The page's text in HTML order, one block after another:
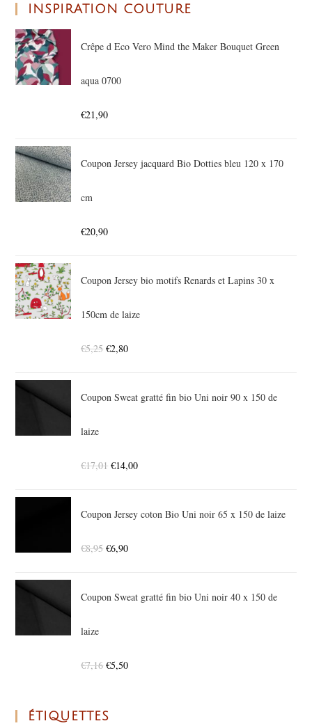
INSPIRATION COUTURE
Crêpe d Eco Vero Mind the Maker Bouquet Green
aqua 0700
€21,90
Coupon Jersey jacquard Bio Dotties bleu 120 x 170
cm
€20,90
Coupon Jersey bio motifs Renards et Lapins 30 x
150cm de laize
€5,25 €2,80
Coupon Sweat gratté fin bio Uni noir 90 x 150 de
laize
€17,01 €14,00
Coupon Jersey coton Bio Uni noir 65 x 150 de laize
€8,95 €6,90
Coupon Sweat gratté fin bio Uni noir 40 x 150 de
laize
€7,16 €5,50
ÉTIQUETTES